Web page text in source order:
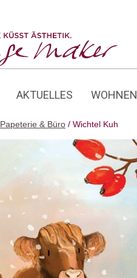
AKTUELLES WOHNEN
Papeterie & Büro / Wichtel Kuh